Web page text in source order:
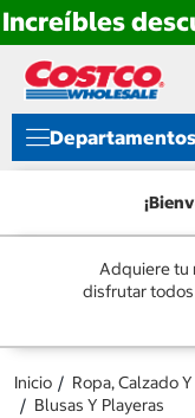
Increíbles
directo
contenido
directo
menú
navegación
Departamentos
Adquiere tu
disfrutar
Inicio Ropa, Calzado
Blusas Y Playeras